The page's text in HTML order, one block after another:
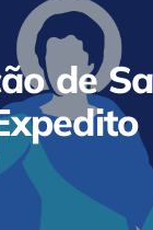
de